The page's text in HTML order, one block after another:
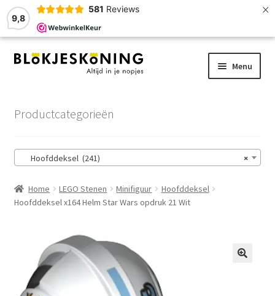
9,8
581 Reviews ×
Ga
Ga
Menu
Winkelmand
Afrekenen
Zoekhulp
Productcategorieën
×
Hoofddeksel (241)
Home LEGO Stenen Minifiguur
Hoofddeksel
Hoofddeksel x164 Helm Star Wars opdruk 21 Wit